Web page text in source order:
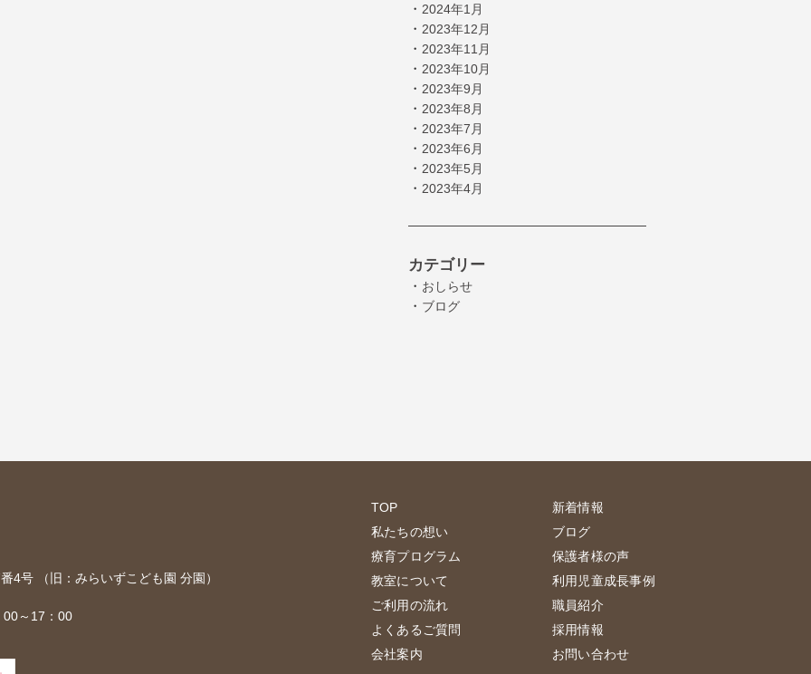
・ 2024年1月
・ 2023年12月
・ 2023年11月
・ 2023年10月
・ 2023年9月
・ 2023年8月
・ 2023年7月
・ 2023年6月
・ 2023年5月
・ 2023年4月
カテゴリー
・ おしらせ
・ ブログ
4号 （旧：みらいずこども園 分園）
～17：00
TOP
私たちの想い
療育プログラム
教室について
ご利用の流れ
よくあるご質問
会社案内
新着情報
ブログ
保護者様の声
利用児童成長事例
職員紹介
採用情報
お問い合わせ